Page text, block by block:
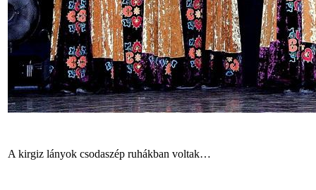
A kirgiz lányok csodaszép ruhákban voltak…